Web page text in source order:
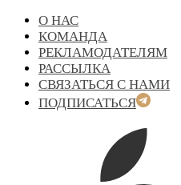
О НАС
КОМАНДА
РЕКЛАМОДАТЕЛЯМ
РАССЫЛКА
СВЯЗАТЬСЯ С НАМИ
ПОДПИСАТЬСЯ